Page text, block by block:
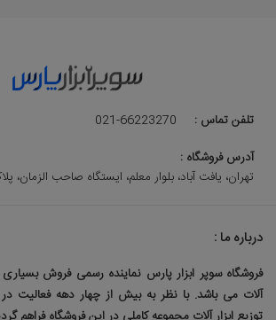
تلفن تماس :
021-66223270
آدرس فروشگاه :
تهران، یافت آباد، بلوار معلم، ایستگاه صاحب الزمان، پلاک
درباره ما :
فروشگاه سوپر ابزار پارس نماینده رسمی فروش بسیاری
آلات می باشد. با نظر به بیش از چهار دهه فعالیت